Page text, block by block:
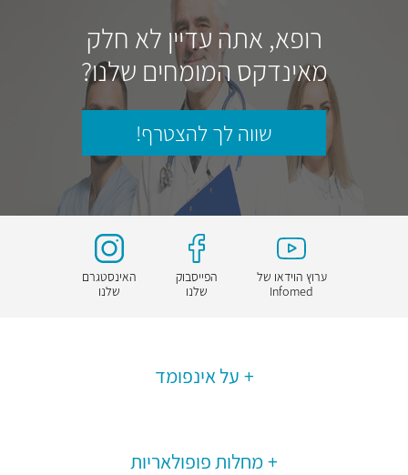
רופא, אתה עדיין לא חלק
מאינדקס המומחים שלנו?
שווה לך להצטרף!
ערוץ הוידאו של
Infomed
הפייסבוק
שלנו
האינסטגרם
שלנו
על אינפומד
מחלות פופולאריות